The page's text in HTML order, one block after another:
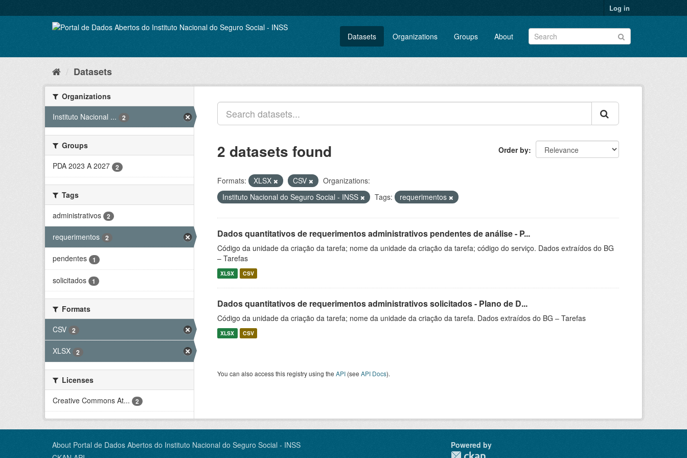
to
Log in
Datasets Organizations Groups About
Datasets
Organizations
Instituto Nacional ...
2
Groups
PDA 2023 A 2027
2
Tags
administrativos
2
requerimentos 2
pendentes 1
solicitados 1
Formats
CSV
2
XLSX 2
Licenses
Creative Commons At...
2
Order by
2 datasets found
Formats: XLSX CSV
Organizations:
Instituto Nacional do Seguro Social - INSS
Tags: requerimentos
Dados quantitativos de requerimentos administrativos pendentes de análise - P...
Código da unidade da criação da tarefa; nome da unidade da criação da tarefa; código do serviço. Dados extraídos do BG
– Tarefas
XLSX CSV
Dados quantitativos de requerimentos administrativos solicitados - Plano de D...
Código da unidade da criação da tarefa; nome da unidade da criação da tarefa. Dados extraídos do BG – Tarefas
XLSX CSV
You can also access this registry using the API (see API Docs).
About Portal de Dados Abertos do Instituto Nacional do Seguro Social - INSS
Powered by